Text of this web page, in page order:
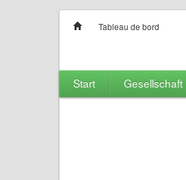
Tableau de bord
Start Gesellschaft